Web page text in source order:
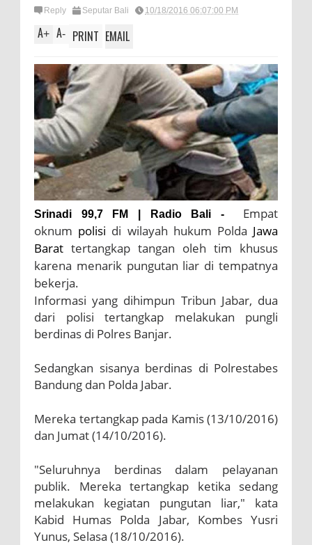
Reply Seputar Bali 10/18/2016 06:07:00 PM
A+ A- PRINT EMAIL
Srinadi 99,7 FM | Radio Bali -
Empat
oknum polisi di wilayah hukum Polda Jawa
Barat tertangkap tangan oleh tim khusus
karena menarik pungutan liar di tempatnya
bekerja.
Informasi yang dihimpun Tribun Jabar, dua
dari polisi tertangkap melakukan pungli
berdinas di Polres Banjar.
Sedangkan sisanya berdinas di Polrestabes
Bandung dan Polda Jabar.
Mereka tertangkap pada Kamis (13/10/2016)
dan Jumat (14/10/2016).
"Seluruhnya berdinas dalam pelayanan
publik. Mereka tertangkap ketika sedang
melakukan kegiatan pungutan liar," kata
Kabid Humas Polda Jabar, Kombes Yusri
Yunus, Selasa (18/10/2016).